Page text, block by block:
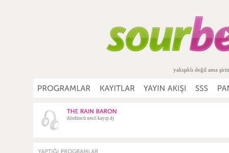
yakışıklı değil ama şirin
dördüncü nesil kayıp dj